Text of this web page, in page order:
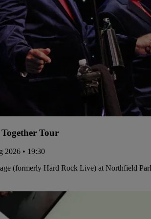
Tour
2026 • 19:30
(formerly Hard Rock Live) at Northfield